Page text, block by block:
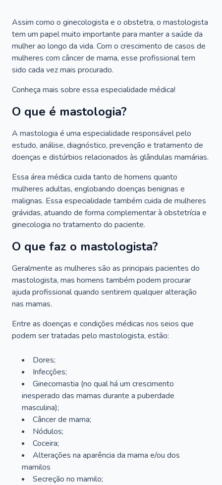
Assim como o ginecologista e o obstetra, o mastologista
tem um papel muito importante para manter a saúde da
mulher ao longo da vida. Com o crescimento de casos de
mulheres com câncer de mama, esse profissional tem
sido cada vez mais procurado.
Conheça mais sobre essa especialidade médica!
O que é mastologia?
A mastologia é uma especialidade responsável pelo
estudo, análise, diagnóstico, prevenção e tratamento de
doenças e distúrbios relacionados às glândulas mamárias.
Essa área médica cuida tanto de homens quanto
mulheres adultas, englobando doenças benignas e
malignas. Essa especialidade também cuida de mulheres
grávidas, atuando de forma complementar à obstetrícia e
ginecologia no tratamento do paciente.
O que faz o mastologista?
Geralmente as mulheres são as principais pacientes do
mastologista, mas homens também podem procurar
ajuda profissional quando sentirem qualquer alteração
nas mamas.
Entre as doenças e condições médicas nos seios que
podem ser tratadas pelo mastologista, estão:
Dores;
Infecções;
Ginecomastia (no qual há um crescimento
inesperado das mamas durante a puberdade
masculina);
Câncer de mama;
Nódulos;
Coceira;
Alterações na aparência da mama e/ou dos
mamilos
Secreção no mamilo;